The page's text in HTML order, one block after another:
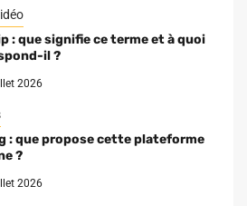
: que signifie ce terme et à quoi
il ?
2026
: que propose cette plateforme
?
2026